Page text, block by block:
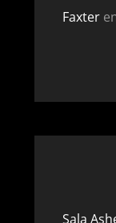
Faxter
Sala